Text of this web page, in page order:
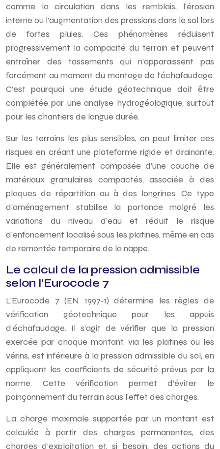
comme la circulation dans les remblais, l’érosion
interne ou l’augmentation des pressions dans le sol lors
de fortes pluies. Ces phénomènes réduisent
progressivement la compacité du terrain et peuvent
entraîner des tassements qui n’apparaissent pas
forcément au moment du montage de l’échafaudage.
C’est pourquoi une étude géotechnique doit être
complétée par une analyse hydrogéologique, surtout
pour les chantiers de longue durée.
Sur les terrains les plus sensibles, on peut limiter ces
risques en créant une plateforme rigide et drainante.
Elle est généralement composée d’une couche de
matériaux granulaires compactés, associée à des
plaques de répartition ou à des longrines. Ce type
d’aménagement stabilise la portance malgré les
variations du niveau d’eau et réduit le risque
d’enfoncement localisé sous les platines, même en cas
de remontée temporaire de la nappe.
Le calcul de la pression admissible
selon l’Eurocode 7
L’Eurocode 7 (EN 1997‑1) détermine les règles de
vérification géotechnique pour les appuis
d’échafaudage. Il s’agit de vérifier que la pression
exercée par chaque montant, via les platines ou les
vérins, est inférieure à la pression admissible du sol, en
appliquant les coefficients de sécurité prévus par la
norme. Cette vérification permet d’éviter le
poinçonnement du terrain sous l’effet des charges.
La charge maximale supportée par un montant est
calculée à partir des charges permanentes, des
charges d’exploitation et, si besoin, des actions du